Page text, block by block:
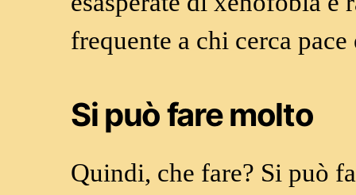
frequente a chi cerca
Si può fare molto
Quindi, che fare? Si può